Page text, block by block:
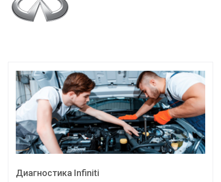
Диагностика Infiniti